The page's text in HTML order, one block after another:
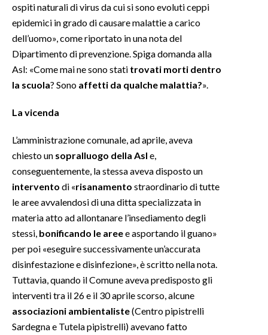
ospiti naturali di virus da cui si sono evoluti ceppi
epidemici in grado di causare malattie a carico
dell’uomo», come riportato in una nota del
Dipartimento di prevenzione. Spiga domanda alla
Asl: «Come mai ne sono stati trovati morti dentro
la scuola? Sono affetti da qualche malattia?».
La vicenda
L’amministrazione comunale, ad aprile, aveva
chiesto un sopralluogo della Asl e,
conseguentemente, la stessa aveva disposto un
intervento di «risanamento straordinario di tutte
le aree avvalendosi di una ditta specializzata in
materia atto ad allontanare l’insediamento degli
stessi, bonificando le areee asportando il guano»
per poi «eseguire successivamente un’accurata
disinfestazione e disinfezione», è scritto nella nota.
Tuttavia, quando il Comune aveva predisposto gli
interventi tra il 26 e il 30 aprile scorso, alcune
associazioni ambientaliste(Centro pipistrelli
Sardegna e Tutela pipistrelli) avevano fatto